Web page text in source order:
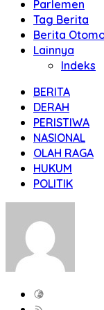
Parlemen
Tag Berita
Berita
Lainnya
Indeks
BERITA
DERAH
PERISTIWA
NASIONAL
OLAH RAGA
HUKUM
POLITIK